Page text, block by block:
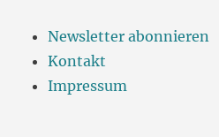
Newsletter abonnieren
Kontakt
Impressum